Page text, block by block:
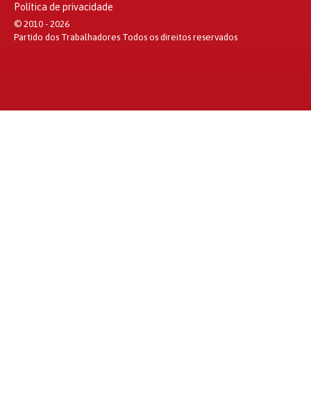
Política de privacidade
© 2010 - 2026
Partido dos Trabalhadores Todos os direitos reservados